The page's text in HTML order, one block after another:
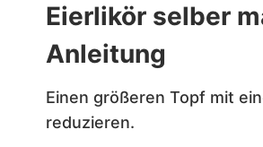
Eierlikör selber
Anleitung
Einen größeren Topf mit
reduzieren.